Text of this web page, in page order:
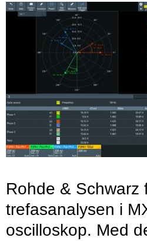
Rohde & Schwarz
trefasanalysen i
oscilloskop. Med